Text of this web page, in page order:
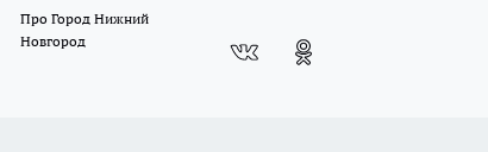
Про Город Нижний
Новгород